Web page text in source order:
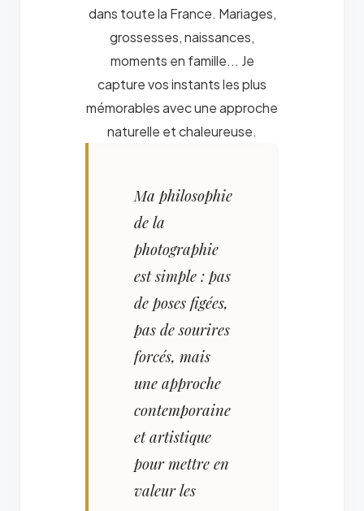
dans toute la France. Mariages,
grossesses, naissances,
moments en famille... Je
capture vos instants les plus
mémorables avec une approche
naturelle et chaleureuse.
Ma philosophie
de la
photographie
est simple : pas
de poses figées,
pas de sourires
forcés, mais
une approche
contemporaine
et artistique
pour mettre en
valeur les